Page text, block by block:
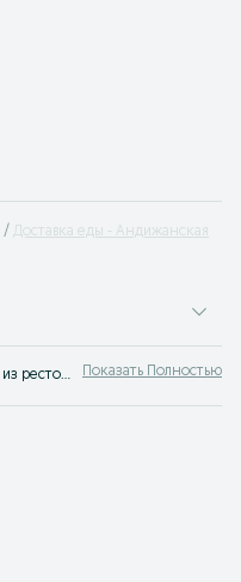
Доставка еды - Андижанская
Доставка еды Пахтаабад ✔️ Доставка еды из ресторанов и кафе, доставка комплексных обедов и прочего ☝ Быстрая и качественная доставка на OLX.uz! Показать Полностью